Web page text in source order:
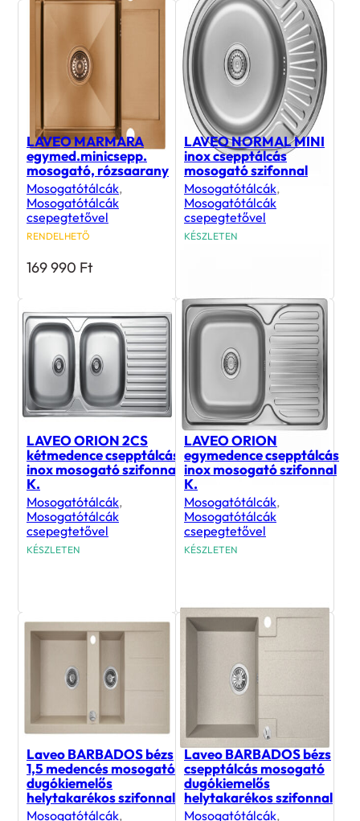
LAVEO MARMARA
egymed.minicsepp.
mosogató, rózsaarany
Mosogatótálcák,
Mosogatótálcák
csepegtetővel
RENDELHETŐ
169 990 Ft
LAVEO NORMAL MINI
inox csepptálcás
mosogató szifonnal
Mosogatótálcák,
Mosogatótálcák
csepegtetővel
KÉSZLETEN
LAVEO ORION 2CS
kétmedence csepptálcás
inox mosogató szifonnal
K.
Mosogatótálcák,
Mosogatótálcák
csepegtetővel
KÉSZLETEN
LAVEO ORION
egymedence csepptálcás
inox mosogató szifonnal
K.
Mosogatótálcák,
Mosogatótálcák
csepegtetővel
KÉSZLETEN
Laveo BARBADOS bézs
1,5 medencés mosogató
dugókiemelős
helytakarékos szifonnal
Mosogatótálcák,
Laveo BARBADOS bézs
csepptálcás mosogató
dugókiemelős
helytakarékos szifonnal
Mosogatótálcák,